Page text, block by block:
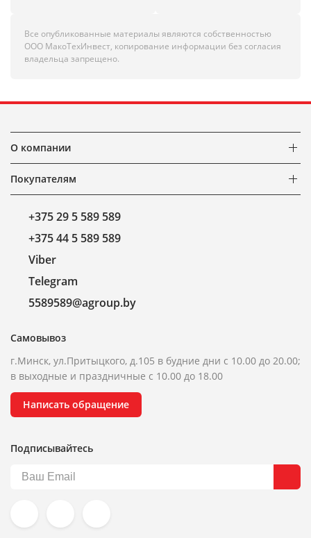
Все опубликованные материалы являются собственностью
ООО МакоТехИнвест, копирование информации без согласия
владельца запрещено.
О компании
Покупателям
+375 29 5 589 589
+375 44 5 589 589
Viber
Telegram
5589589@agroup.by
Самовывоз
г.Минск, ул.Притыцкого, д.105 в будние дни с 10.00 до 20.00;
в выходные и праздничные с 10.00 до 18.00
Написать обращение
Подписывайтесь